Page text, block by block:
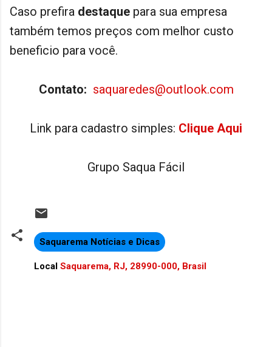
Caso prefira destaque para sua empresa
também temos preços com melhor custo
beneficio para você.
Contato: saquaredes@outlook.com
Link para cadastro simples: Clique Aqui
Grupo Saqua Fácil
Saquarema Notícias e Dicas
Local Saquarema, RJ, 28990-000, Brasil